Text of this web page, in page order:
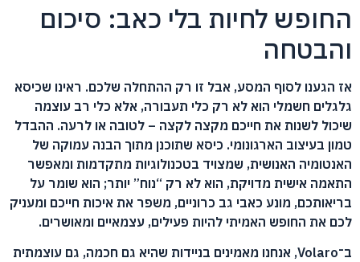
החופש לחיות בלי כאב: סיכום
והבטחה
אז הגענו לסוף המסע, אבל זו רק ההתחלה שלכם. ראינו שכיסא
גלגלים חשמלי הוא לא רק כלי תעבורה, אלא כלי רב עוצמה
שיכול לשנות את חייכם מקצה לקצה – לטובה או לרעה. ההבדל
טמון בעיצוב הארגונומי. כיסא שתוכנן מתוך הבנה עמוקה של
האנטומיה האנושית, שמצויד בטכנולוגיות מתקדמות ומאפשר
התאמה אישית מדויקת, הוא לא רק “נוח” יותר; הוא שומר על
בריאותכם, מונע כאבי גב כרוניים, משפר את איכות חייכם ומעניק
לכם את החופש האמיתי להיות פעילים, עצמאיים ומאושרים.
ב־Volaro, אנחנו מאמינים בניידות שהיא גם חכמה, גם עוצמתית